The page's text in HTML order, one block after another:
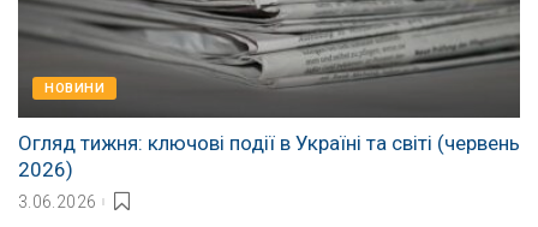
НОВИНИ
Огляд тижня: ключові події в Україні та світі (червень
2026)
3.06.2026